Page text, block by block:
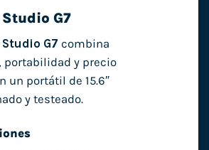
G7
Studio G7 combina
portabilidad y precio
un portátil de 15.6″
y testeado.